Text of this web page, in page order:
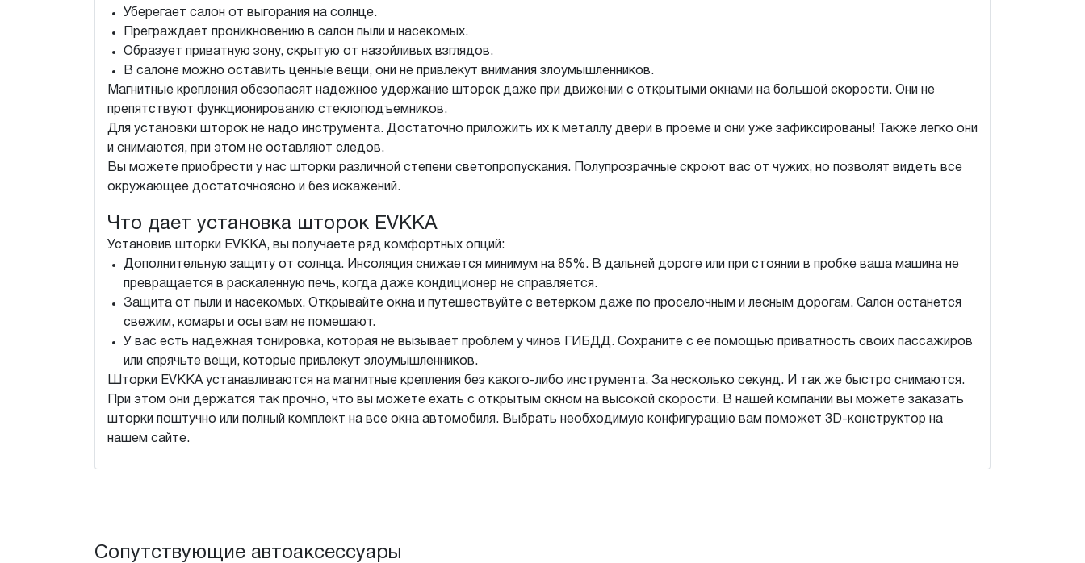
Уберегает салон от выгорания на солнце.
Преграждает проникновению в салон пыли и насекомых.
Образует приватную зону, скрытую от назойливых взглядов.
В салоне можно оставить ценные вещи, они не привлекут внимания злоумышленников.
Магнитные крепления обезопасят надежное удержание шторок даже при движении с открытыми окнами на большой скорости. Они не
препятствуют функционированию стеклоподъемников.
Для установки шторок не надо инструмента. Достаточно приложить их к металлу двери в проеме и они уже зафиксированы! Также легко они
и снимаются, при этом не оставляют следов.
Вы можете приобрести у нас шторки различной степени светопропускания. Полупрозрачные скроют вас от чужих, но позволят видеть все
окружающее достаточноясно и без искажений.
Что дает установка шторок EVKKA
Установив шторки EVKKA, вы получаете ряд комфортных опций:
Дополнительную защиту от солнца. Инсоляция снижается минимум на 85%. В дальней дороге или при стоянии в пробке ваша машина не
превращается в раскаленную печь, когда даже кондиционер не справляется.
Защита от пыли и насекомых. Открывайте окна и путешествуйте с ветерком даже по проселочным и лесным дорогам. Салон останется
свежим, комары и осы вам не помешают.
У вас есть надежная тонировка, которая не вызывает проблем у чинов ГИБДД. Сохраните с ее помощью приватность своих пассажиров
или спрячьте вещи, которые привлекут злоумышленников.
Шторки EVKKA устанавливаются на магнитные крепления без какого-либо инструмента. За несколько секунд. И так же быстро снимаются.
При этом они держатся так прочно, что вы можете ехать с открытым окном на высокой скорости. В нашей компании вы можете заказать
шторки поштучно или полный комплект на все окна автомобиля. Выбрать необходимую конфигурацию вам поможет 3D-конструктор на
нашем сайте.
Сопутствующие автоаксессуары